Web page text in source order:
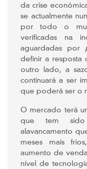
da crise
se actualmente
por todo o
verificadas na
aguardadas por
definir a
outro lado, a
continuará a ser
que poderá ser o
O mercado terá
que tem sido
alavancamento
meses mais
aumento de
nível de